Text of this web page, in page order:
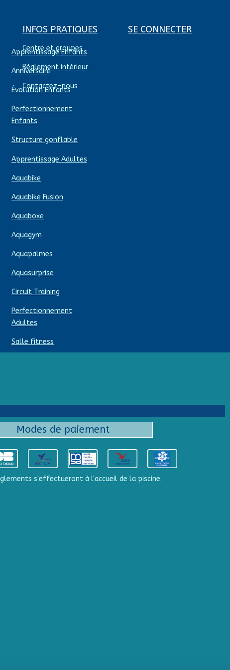
Apprentissage Enfants
Anniversaire
Évolution Enfants
Perfectionnement
Enfants
Structure gonflable
Apprentissage Adultes
Aquabike
Aquabike Fusion
Aquaboxe
Aquagym
Aquapalmes
Aquasurprise
Circuit Training
Perfectionnement
Adultes
Salle fitness
INFOS PRATIQUES
Centre et groupes
Règlement intérieur
Contactez-nous
SE CONNECTER
Modes de paiement
s'effectueront à l'accueil de la piscine.